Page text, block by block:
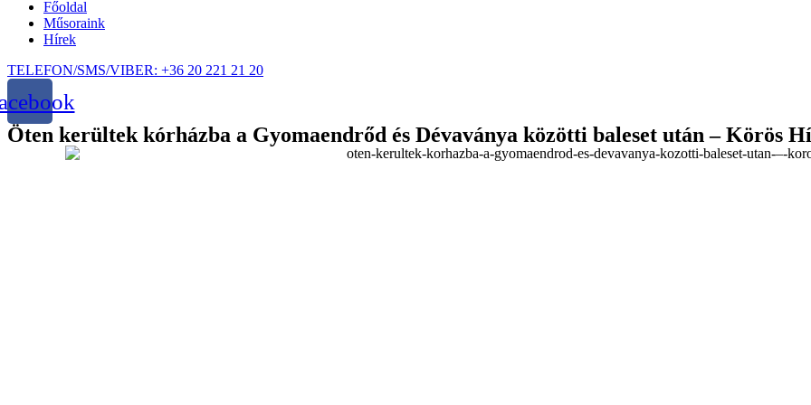
Főoldal
Műsoraink
Hírek
TELEFON/SMS/VIBER: +36 20 221 21 20
Öten kerültek kórházba a Gyomaendrőd és Dévaványa közötti baleset után – Körös